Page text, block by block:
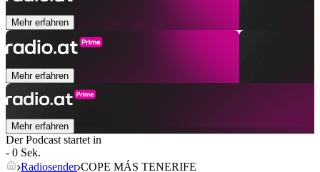
Mehr erfahren
Mehr erfahren
Mehr erfahren
Der Podcast startet in
- 0 Sek.
Radiosender COPE MÁS TENERIFE